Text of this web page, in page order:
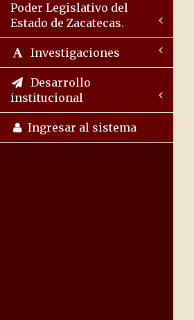
Poder Legislativo del
Estado de Zacatecas.
Investigaciones
Desarrollo
institucional
Ingresar al sistema